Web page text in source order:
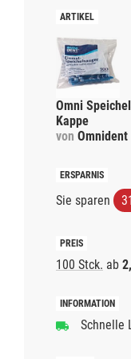
Omni
Kappe
von Omnident
Sie sparen
100 Stck. ab
Schnelle